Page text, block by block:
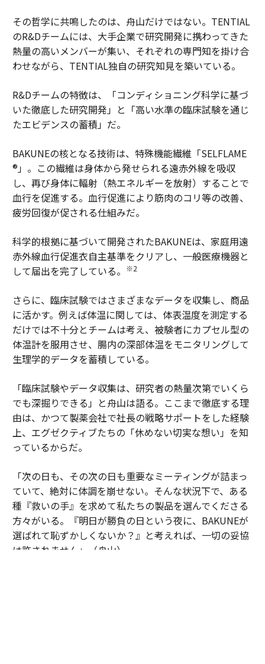
その哲学に共鳴したのは、舟山だけではない。TENTIAL
のR&Dチームには、大手企業で研究開発に携わってきた
熱量の高いメンバーが集い、それぞれの専門知を掛け合
わせながら、TENTIAL独自の研究知見を築いている。
R&Dチームの特徴は、「コンディショニング科学に基づ
いた徹底した研究開発」と「高い水準の臨床試験を通じ
たエビデンスの蓄積」だ。
BAKUNEの核となる技術は、特殊機能繊維「SELFLAME
®」。この繊維は身体から発せられる遠赤外線を吸収
し、再び身体に輻射（熱エネルギーを放射）することで
血行を促進する。血行促進により筋肉のコリ等の改善、
疲労回復が促される仕組みだ。
科学的根拠に基づいて開発されたBAKUNEは、家庭用遠
赤外線血行促進衣自主基準をクリアし、一般医療機器と
して届出を完了している。
※2
さらに、臨床試験ではさまざまなデータを収集し、商品
に活かす。例えば体温に関しては、体表温度を測定する
だけでは不十分とチームは考え、被験者にカプセル型の
体温計を服用させ、腸内の深部体温をモニタリングして
生理学的データを蓄積している。
「臨床試験やデータ収集は、研究者の熱量次第でいくら
でも深掘りできる」と舟山は語る。ここまで徹底する理
由は、かつて製薬会社で社長の戦略サポートをした経験
上、エグゼクティブたちの「休めない切実な想い」を知
っているからだ。
「次の日も、その次の日も重要なミーティングが詰まっ
ていて、絶対に体調を崩せない。そんな状況下で、ある
種『救いの手』を求めて私たちの製品を選んでくださる
方々がいる。『明日が勝負の日という夜に、BAKUNEが
選ばれて恥ずかしくないか？』と考えれば、一切の妥協
は許されません」（舟山）